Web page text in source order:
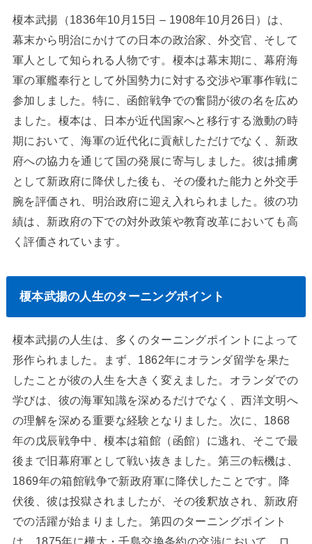
榎本武揚（1836年10月15日 – 1908年10月26日）は、
幕末から明治にかけての日本の政治家、外交官、そして
軍人として知られる人物です。榎本は幕末期に、幕府海
軍の軍艦奉行として外国勢力に対する交渉や軍事作戦に
参加しました。特に、函館戦争での奮闘が彼の名を広め
ました。榎本は、日本が近代国家へと移行する激動の時
期において、海軍の近代化に貢献しただけでなく、新政
府への協力を通じて国の発展に寄与しました。彼は捕虜
として新政府に降伏した後も、その優れた能力と外交手
腕を評価され、明治政府に迎え入れられました。彼の功
績は、新政府の下での対外政策や教育改革においても高
く評価されています。
榎本武揚の人生のターニングポイント
榎本武揚の人生は、多くのターニングポイントによって
形作られました。まず、1862年にオランダ留学を果た
したことが彼の人生を大きく変えました。オランダでの
学びは、彼の海軍知識を深めるだけでなく、西洋文明へ
の理解を深める重要な経験となりました。次に、1868
年の戊辰戦争中、榎本は箱館（函館）に逃れ、そこで最
後まで旧幕府軍として戦い抜きました。第三の転機は、
1869年の箱館戦争で新政府軍に降伏したことです。降
伏後、彼は投獄されましたが、その後釈放され、新政府
での活躍が始まりました。第四のターニングポイント
は、1875年に樺太・千島交換条約の交渉において、ロ